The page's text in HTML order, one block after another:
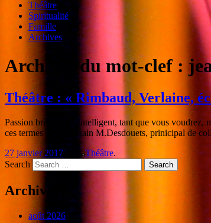
Théâtre
Spiritualité
Famille
Archives
Archives du mot-clef :
Théâtre : « Rimbaud, Verlaine,
Passion brûlante. « Intelligent, tant que vous voudrez,
ces termes qu'un certain M.Desdouets, prinicipal de
27 janvier 2017 dansThéâtre.
Search
Archives
août 2026